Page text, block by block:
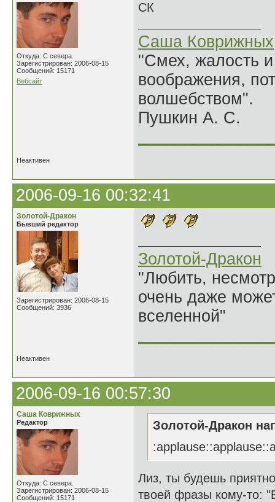
Откуда: С севера.
Зарегистрирован: 2006-08-15
Сообщений: 15171
Вебсайт
СК
Саша Коврижных
"Смех, жалость
воображения,
волшебством".
Пушкин А. С.
Неактивен
2006-09-16 00:32:41
Золотой-Дракон
Бывший редактор
Зарегистрирован: 2006-08-15
Сообщений: 3936
Золотой-Дракон
"Любить,
очень даже
вселенной"
Неактивен
2006-09-16 00:57:30
Саша Коврижных
Редактор
Откуда: С севера.
Зарегистрирован: 2006-08-15
Сообщений: 15171
Золотой-Дракон
Лиз, ты будешь
твоей фразы кому-то: